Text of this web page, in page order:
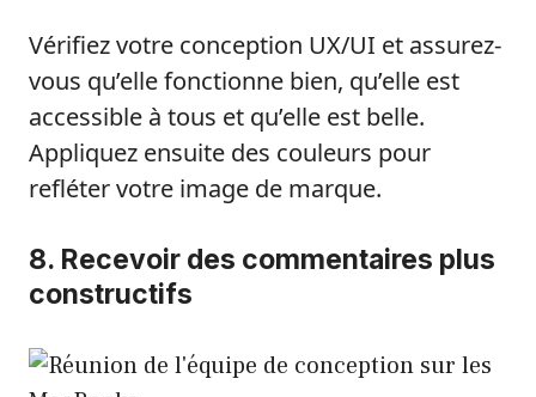
Vérifiez votre conception UX/UI et assurez-
vous qu’elle fonctionne bien, qu’elle est
accessible à tous et qu’elle est belle.
Appliquez ensuite des couleurs pour
refléter votre image de marque.
8. Recevoir des commentaires plus
constructifs